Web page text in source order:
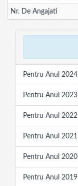
Nr. De Angajati
Pentru Anul 2024
Pentru Anul 2023
Pentru Anul 2022
Pentru Anul 2021
Pentru Anul 2020
Pentru Anul 2019